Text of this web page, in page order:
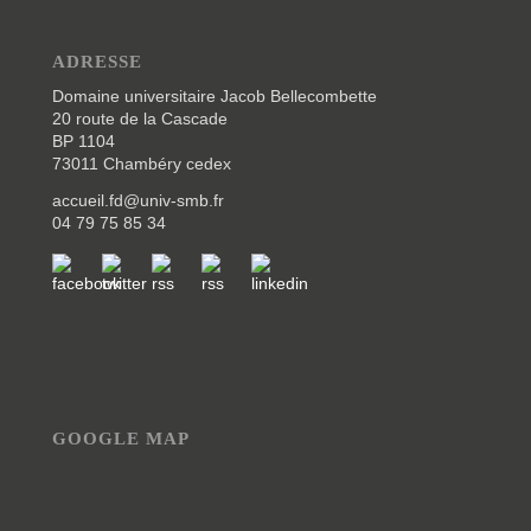
ADRESSE
Domaine universitaire Jacob Bellecombette
20 route de la Cascade
BP 1104
73011 Chambéry cedex
accueil.fd@univ-smb.fr
04 79 75 85 34
GOOGLE MAP